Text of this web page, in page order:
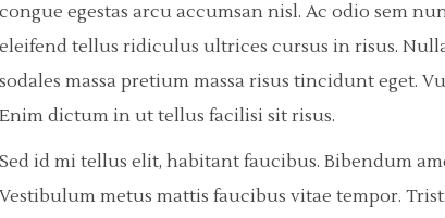
congue egestas arcu accumsan nisl. Ac odio sem
eleifend tellus ridiculus ultrices cursus in risus.
sodales massa pretium massa risus tincidunt eget.
Enim dictum in ut tellus facilisi sit risus.
Sed id mi tellus elit, habitant faucibus. Bibendum
Vestibulum metus mattis faucibus vitae tempor.